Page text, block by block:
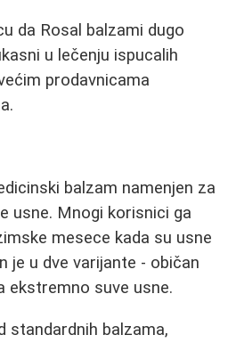
da Rosal balzami dugo
u lečenju ispucalih
prodavnicama
balzam namenjen za
usne. Mnogi korisnici ga
mesece kada su usne
je u dve varijante - običan
ekstremno suve usne.
standardnih balzama,